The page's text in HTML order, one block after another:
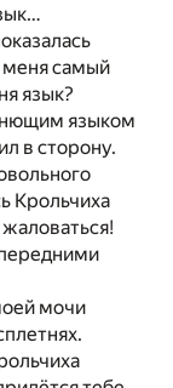
меня самый
язык?
языком
в сторону.
Крольчиха
мочи